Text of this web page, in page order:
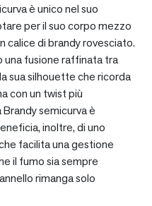
è unico nel suo
per il suo corpo mezzo
calice di brandy rovesciato.
una fusione raffinata tra
sua silhouette che ricorda
con un twist più
semicurva è
inoltre, di uno
facilita una gestione
il fumo sia sempre
rimanga solo